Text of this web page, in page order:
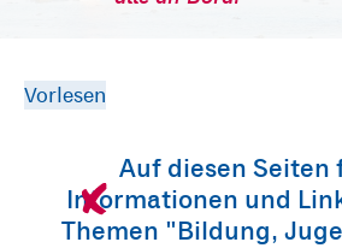
Vorlesen
Auf diesen Seiten
Informationen und
Themen "Bildung,